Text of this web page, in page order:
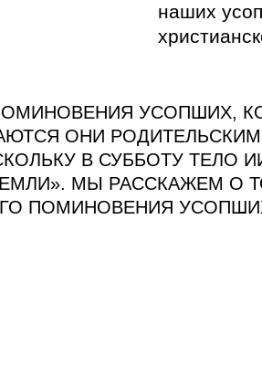
УСОПШИХ,
ОНИ
В СУББОТУ ТЕЛО
МЫ РАССКАЖЕМ О
ПОМИНОВЕНИЯ
наших